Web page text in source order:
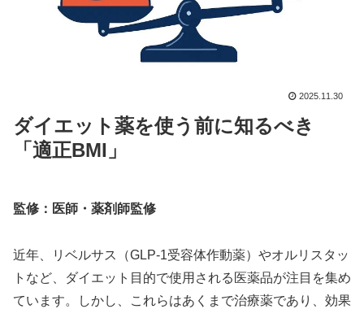
2025.11.30
ダイエット薬を使う前に知るべき
「適正BMI」
監修：医師・薬剤師監修
近年、リベルサス（GLP-1受容体作動薬）やオルリスタッ
トなど、ダイエット目的で使用される医薬品が注目を集め
ています。しかし、これらはあくまで治療薬であり、効果